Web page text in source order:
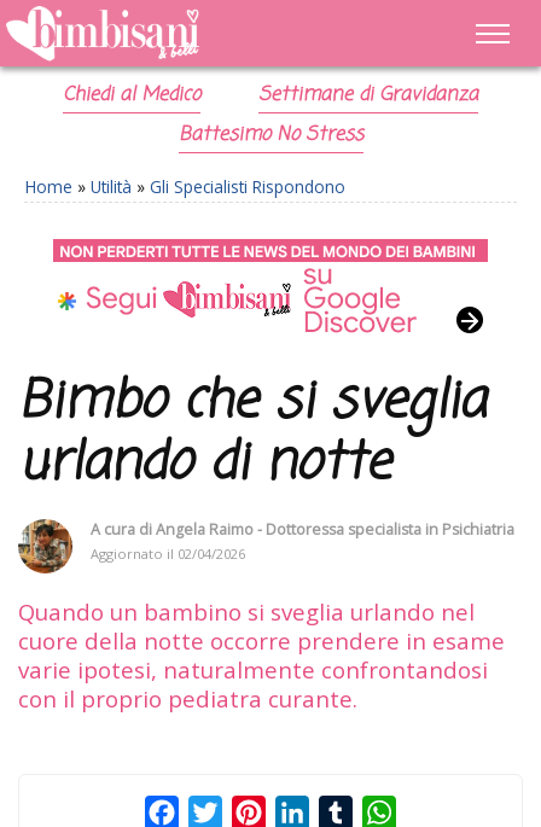
Chiedi al Medico
Settimane di Gravidanza
Battesimo No Stress
Home » Utilità » Gli Specialisti Rispondono
Bimbo che si sveglia
urlando di notte
A cura diAngela Raimo - Dottoressa specialista in Psichiatria
Aggiornato il 02/04/2026
Quando un bambino si sveglia urlando nel
cuore della notte occorre prendere in esame
varie ipotesi, naturalmente confrontandosi
con il proprio pediatra curante.
FacebookTwitterPinterestLinkedInTumblr